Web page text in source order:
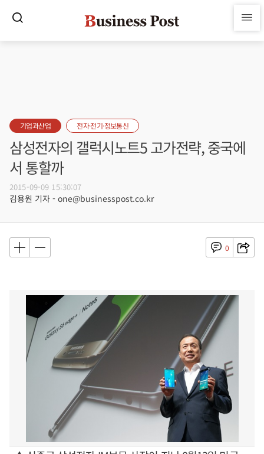
기업과산업 전자·전기·정보통신
삼성전자의 갤럭시노트5 고가전략, 중국에
서 통할까
2015-09-09 15:30:07
김용원 기자 - one@businesspost.co.kr
0